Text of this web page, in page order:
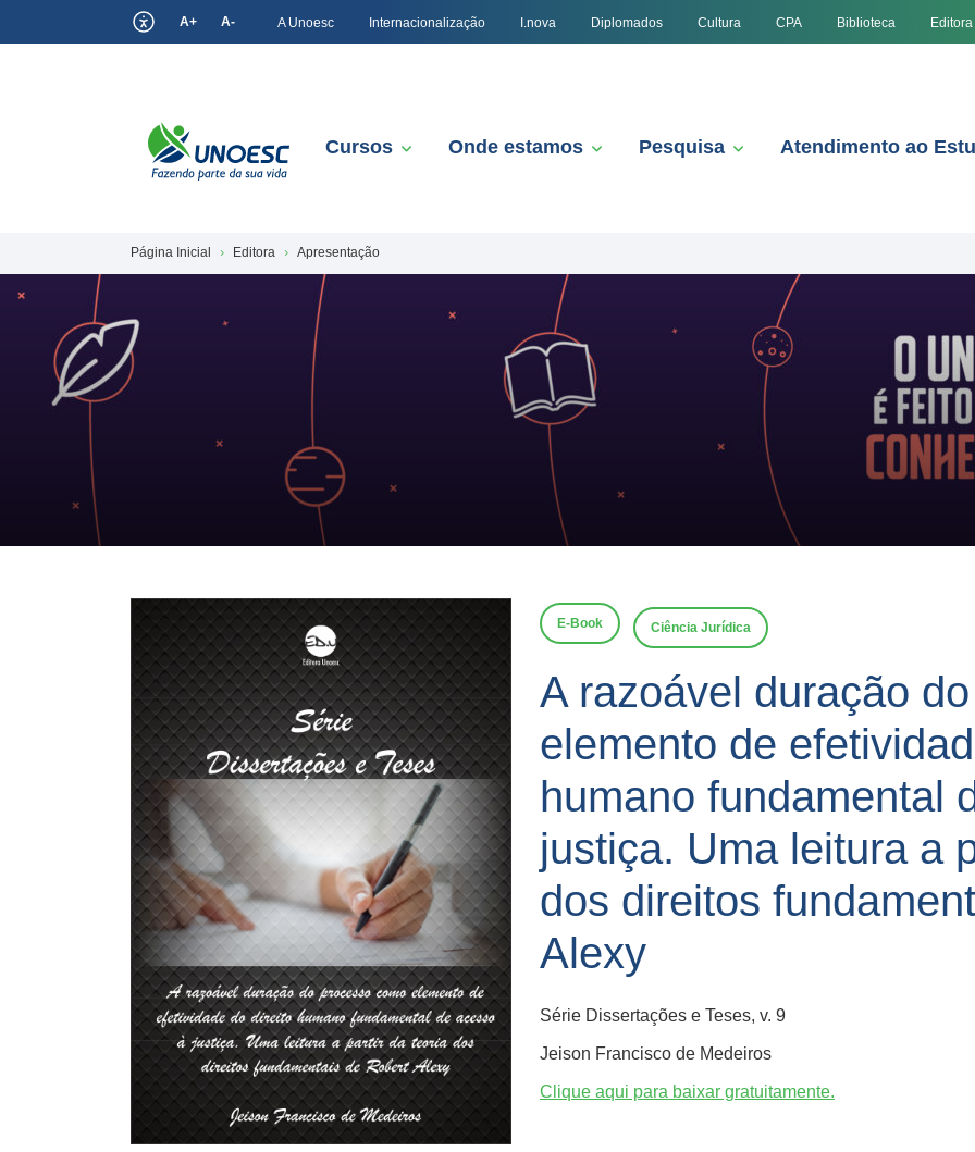
A+ A- A Unoesc Internacionalização I.nova Diplomados Cultura CPA Biblioteca Editora
Cursos Onde estamos Pesquisa Atendimento ao
Página Inicial Editora Apresentação
E-Book Ciência Jurídica
A razoável duração
elemento de
humano fundamental
justiça. Uma leitura a
dos direitos
Alexy
Série Dissertações e Teses, v. 9
Jeison Francisco de Medeiros
Clique aqui para baixar gratuitamente.